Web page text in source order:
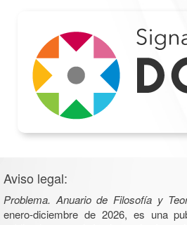
Aviso legal:
Problema. Anuario de Filosofía y
enero-diciembre de 2026, es una